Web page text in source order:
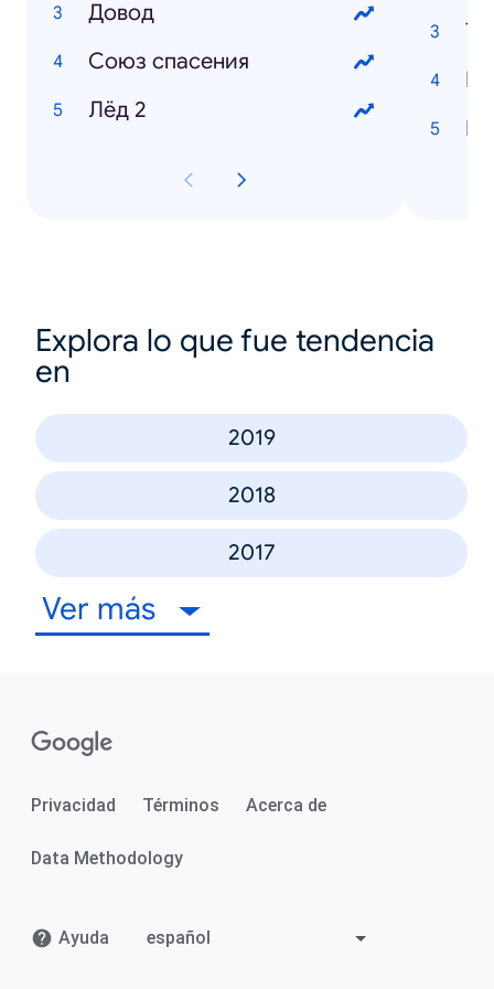
Довод
Союз cпасения
Лёд 2
Explora lo que fue tendencia
en
2019
2018
2017
Ver más
Privacidad Términos Acerca de
Data Methodology
Ayuda